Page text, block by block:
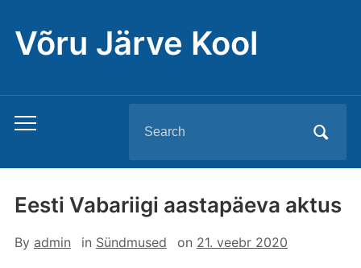
Võru Järve Kool
Toggle
menu
for:
Eesti Vabariigi aastapäeva aktus
By admin in Sündmused on 21. veebr 2020